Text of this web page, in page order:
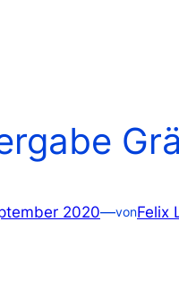
2020—vonFelix